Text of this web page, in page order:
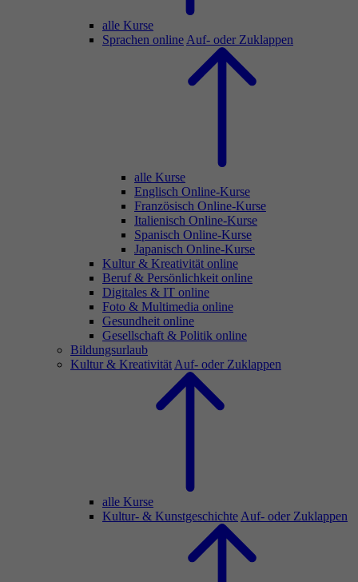
alle Kurse
Sprachen online Auf- oder Zuklappen
alle Kurse
Englisch Online-Kurse
Französisch Online-Kurse
Italienisch Online-Kurse
Spanisch Online-Kurse
Japanisch Online-Kurse
Kultur & Kreativität online
Beruf & Persönlichkeit online
Digitales & IT online
Foto & Multimedia online
Gesundheit online
Gesellschaft & Politik online
Bildungsurlaub
Kultur & Kreativität Auf- oder Zuklappen
alle Kurse
Kultur- & Kunstgeschichte Auf- oder Zuklappen